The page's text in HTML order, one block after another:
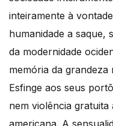
inteiramente à
humanidade a saque,
da modernidade
memória da
Esfinge aos seus
nem violência
americana. A